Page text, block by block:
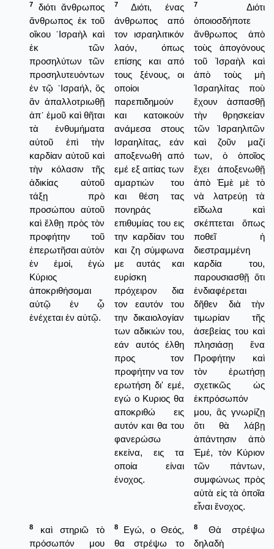
7
διότι ἄνθρωπος
ἄνθρωπος ἐκ τοῦ
οἴκου ᾿Ισραὴλ καὶ
ἐκ τῶν
προσηλύτων τῶν
προσηλυτευόντων
ἐν τῷ ᾿Ισραήλ, ὃς
ἂν ἀπαλλοτριωθῇ
ἀπ᾿ ἐμοῦ καὶ θῆται
τὰ ἐνθυμήματα
αὐτοῦ ἐπὶ τὴν
καρδίαν αὐτοῦ καὶ
τὴν κόλασιν τῆς
ἀδικίας αὐτοῦ
τάξῃ πρὸ
προσώπου αὐτοῦ
καὶ ἔλθῃ πρὸς τὸν
προφήτην τοῦ
ἐπερωτῆσαι αὐτὸν
ἐν ἐμοί, ἐγὼ
Κύριος
ἀποκριθήσομαι
αὐτῷ ἐν ᾧ
ἐνέχεται ἐν αὐτῷ.
7
Διότι, ένας
άνθρωπος από
τον ισραηλιτικόν
λαόν, όπως
επίσης και από
τους ξένους, οι
οποίοι
παρεπιδημούν
και κατοικούν
ανάμεσα στους
Ισραηλίτας, εάν
αποξενωθή από
εμέ εξ αιτίας των
αμαρτιών του
και θέση τας
πονηράς
επιθυμίας του εις
την καρδίαν του
και ζη σύμφωνα
με αυτάς και
ευρίσκη
πρόχειρον δια
τον εαυτόν του
την δικαιολογίαν
των αδικιών του,
εάν αυτός έλθη
προς τον
προφήτην να τον
ερωτήση δι' εμέ,
εγώ ο Κυριος θα
αποκριθώ εις
αυτόν και θα του
φανερώσω
εκείνα, εις τα
οποία είναι
ένοχος.
7
Διότι
ὁποιοσδήποτε
ἄνθρωπος ἀπὸ
τοὺς ἀπογόνους
τοῦ Ἰσραὴλ καὶ
ἀπὸ τοὺς μὴ
Ἰσραηλίτας ποὺ
ἔχουν ἀσπασθῇ
τὴν θρησκείαν
τῶν Ἰσραηλιτῶν
καὶ ζοῦν μαζί
των, ὁ ὁποῖος
ἔχει ἀποξενωθῇ
ἀπὸ Ἐμὲ μὲ τὸ
νὰ λατρεύῃ τὰ
εἴδωλα καὶ
σκέπτεται ὅπως
ποθεῖ ἡ
διεστραμμένη
καρδία του,
παρουσιασθῇ ὅτι
ἐνδιαφέρεται
δῆθεν διὰ τὴν
τιμωρίαν τῆς
ἀσεβείας του καὶ
πλησιάσῃ ἕνα
Προφήτην καὶ
τὸν ἐρωτήσῃ
σχετικῶς ὡς
ἐκπρόσωπόν
μου, ἂς γνωρίζῃ
ὅτι θὰ λάβῃ
ἀπάντησιν ἀπὸ
Ἐμέ, τὸν Κύριον
τῶν πάντων,
συμφώνως πρὸς
αὐτὰ εἰς τὰ ὁποῖα
εἶναι ἔνοχος.
8
καὶ στηριῶ τὸ
πρόσωπόν μου
8
Εγώ, ο Θεός,
θα στρέψω το
8
Θὰ στρέψω
δηλαδὴ